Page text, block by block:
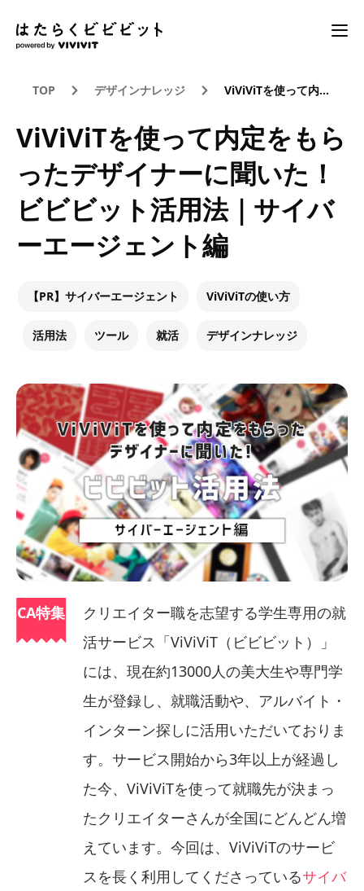
TOP デザインナレッジ ViViViTを使って内定をもらったデザイナーに聞いた！ビビビット活用法｜サイバーエージェント編
ViViViTを使って内定をもら
ったデザイナーに聞いた！
ビビビット活用法｜サイバ
ーエージェント編
【PR】サイバーエージェント ViViViTの使い方
活用法 ツール 就活 デザインナレッジ
CA特集
クリエイター職を志望する学生専用の就
活サービス「ViViViT（ビビビット）」
には、現在約13000人の美大生や専門学
生が登録し、就職活動や、アルバイト・
インターン探しに活用いただいておりま
す。サービス開始から3年以上が経過し
た今、ViViViTを使って就職先が決まっ
たクリエイターさんが全国にどんどん増
えています。今回は、ViViViTのサービ
スを長く利用してくださっているサイバ